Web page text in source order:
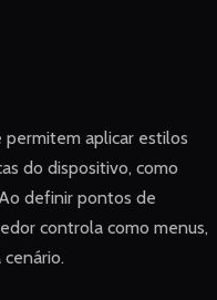
permitem aplicar estilos
do dispositivo, como
definir pontos de
controla como menus,